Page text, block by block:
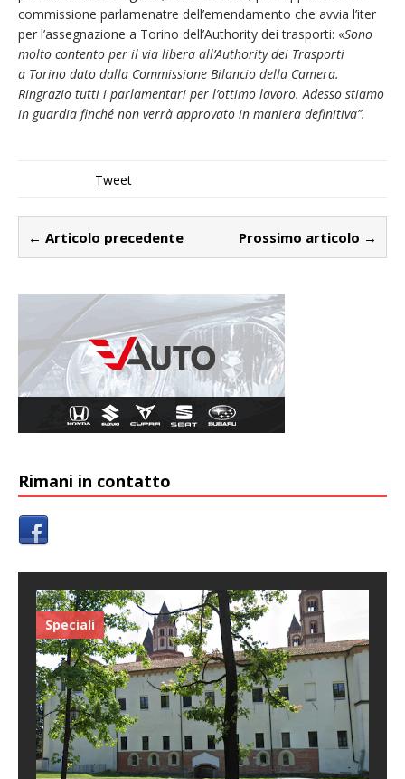
commissione parlamenatre dell’emendamento che avvia l’iter
per l’assegnazione a Torino dell’Authority dei trasporti: «Sono
molto contento per il via libera all’Authority dei Trasporti
a Torino dato dalla Commissione Bilancio della Camera.
Ringrazio tutti i parlamentari per l’ottimo lavoro. Adesso stiamo
in guardia finché non verrà approvato in maniera definitiva”.
Tweet
← Articolo precedente Prossimo articolo →
Rimani in contatto
Speciali